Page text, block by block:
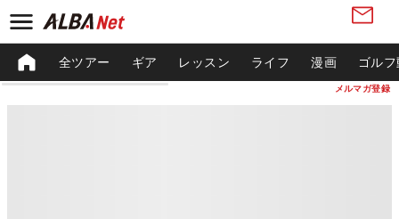
メルマガ登録
全ツアー ギア レッスン ライフ 漫画 ゴル